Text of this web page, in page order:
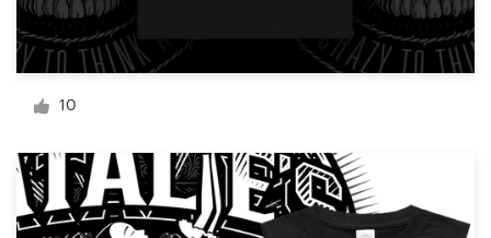
10
Logo-ontwerp
Visitekaartje
Merkgids